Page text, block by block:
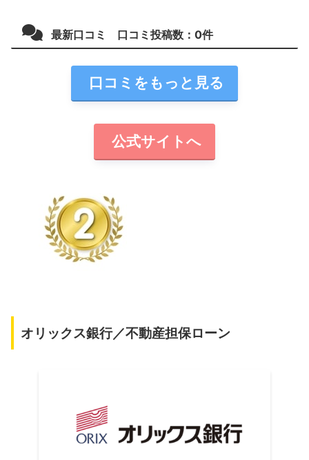
最新口コミ 口コミ投稿数： 0件
口コミをもっと見る
公式サイトへ
オリックス銀行／不動産担保ローン